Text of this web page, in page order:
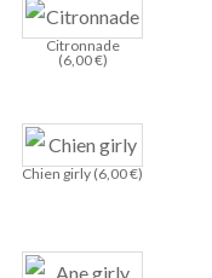
Citronnade
(6,00€)
Chien girly (6,00€)